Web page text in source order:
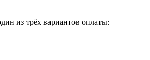
из трёх вариантов оплаты: